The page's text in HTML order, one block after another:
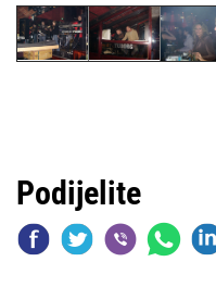
Podijelite